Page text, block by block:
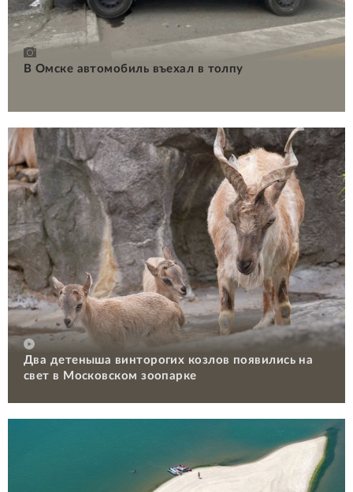
В Омске автомобиль въехал в толпу
Два детеныша винторогих козлов появились на
свет в Московском зоопарке